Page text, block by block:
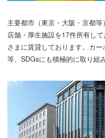
主要都市（東京・大阪・京都
店舗・厚生施設を17件所有し
さまに賃貸しております。カ
等、SDGsにも積極的に取り組